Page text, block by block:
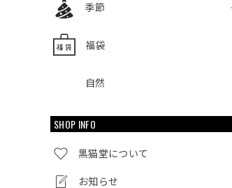
季節
福袋
自然
SHOP INFO
黒猫堂について
お知らせ